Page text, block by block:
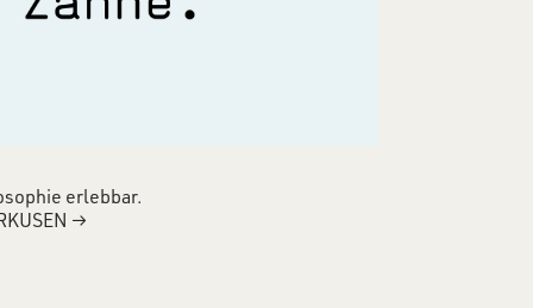
erlebbar.
→